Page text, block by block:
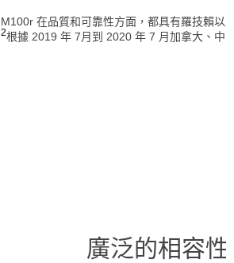
M100r 在品質和可靠性方面，都具有羅技賴以
2根據 2019 年 7月到 2020 年 7 月加拿大、中
廣泛的相容性